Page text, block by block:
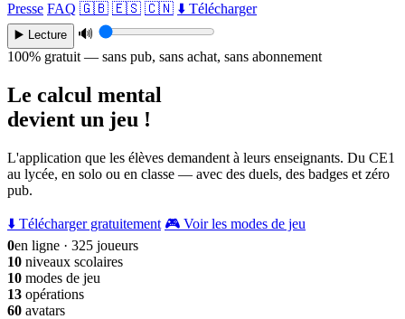
Presse FAQ 🇬🇧 🇪🇸 🇨🇳 ⬇️ Télécharger
▶️ Lecture
🔊
100% gratuit — sans pub, sans achat, sans abonnement
Le calcul mental
devient un jeu !
L'application que les élèves demandent à leurs enseignants. Du CE1
au lycée, en solo ou en classe — avec des duels, des badges et zéro
pub.
⬇️ Télécharger gratuitement 🎮 Voir les modes de jeu
0en ligne · 325 joueurs
10 niveaux scolaires
10 modes de jeu
13 opérations
60 avatars